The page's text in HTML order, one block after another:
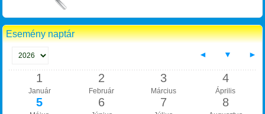
Esemény naptár
◄ ▼ ►
1
Január
2
Február
3
Március
4
Április
5 6 7 8